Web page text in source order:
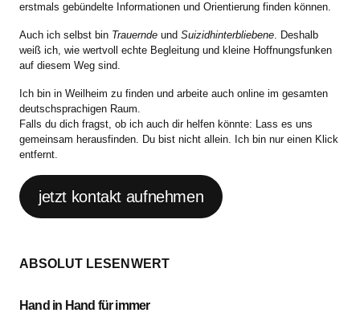
erstmals gebündelte Informationen und Orientierung finden können.
Auch ich selbst bin Trauernde und Suizidhinterbliebene. Deshalb
weiß ich, wie wertvoll echte Begleitung und kleine Hoffnungsfunken
auf diesem Weg sind.
Ich bin in Weilheim zu finden und arbeite auch online im gesamten
deutschsprachigen Raum.
Falls du dich fragst, ob ich auch dir helfen könnte: Lass es uns
gemeinsam herausfinden. Du bist nicht allein. Ich bin nur einen Klick
entfernt.
jetzt kontakt aufnehmen
ABSOLUT LESENWERT
Hand in Hand für immer